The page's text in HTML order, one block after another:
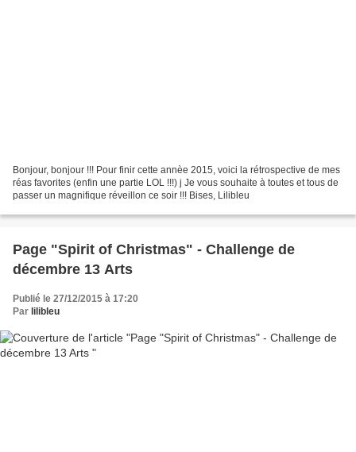
Bonjour, bonjour !!! Pour finir cette annèe 2015, voici la rétrospective de mes
réas favorites (enfin une partie LOL !!!) j Je vous souhaite à toutes et tous de
passer un magnifique réveillon ce soir !!! Bises, Lilibleu
Page "Spirit of Christmas" - Challenge de
décembre 13 Arts
Publié le 27/12/2015 à 17:20
Par lilibleu